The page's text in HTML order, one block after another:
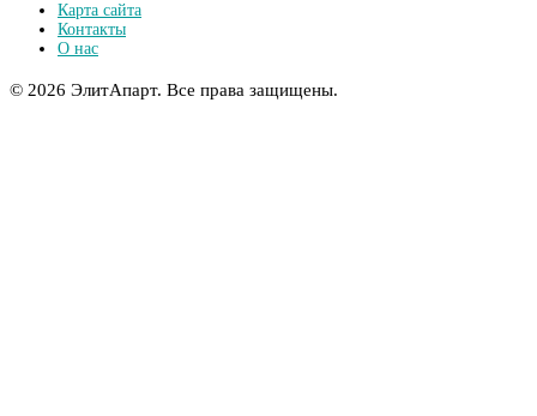
Карта сайта
Контакты
О нас
© 2026 ЭлитАпарт. Все права защищены.